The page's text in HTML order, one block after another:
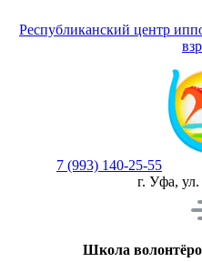
Республиканский центр
7 (993) 140-25-55
г. Уфа,
Школа